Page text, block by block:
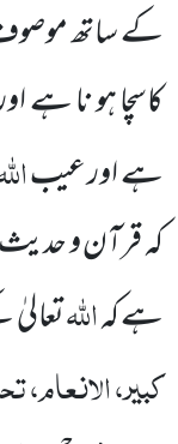
کے ساتھ
کاسچا ہو نا
ہے اور عیب
کہ قرآن و
ہے کہاللہ
کبیر، الانعام،